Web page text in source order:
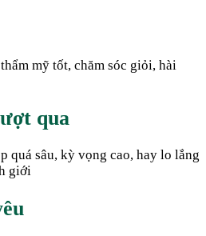
mỹ tốt, chăm sóc giỏi, hài
qua
quá sâu, kỳ vọng cao, hay lo lắng
giới